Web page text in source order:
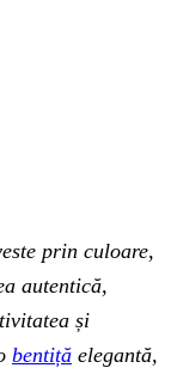
prin culoare,
autentică,
și
bentiță elegantă,